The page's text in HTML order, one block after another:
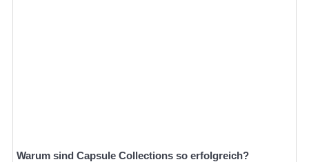
Warum sind Capsule Collections so erfolgreich?